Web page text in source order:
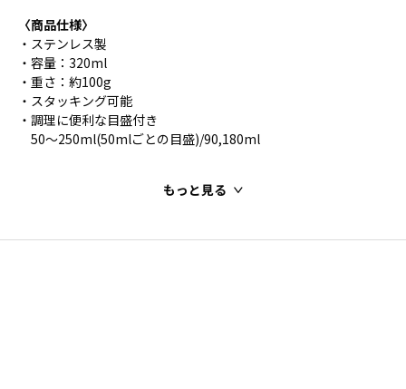
〈商品仕様〉
・ステンレス製
・容量：320ml
・重さ：約100g
・スタッキング可能
・調理に便利な目盛付き
50～250ml(50mlごとの目盛)/90,180ml
もっと見る